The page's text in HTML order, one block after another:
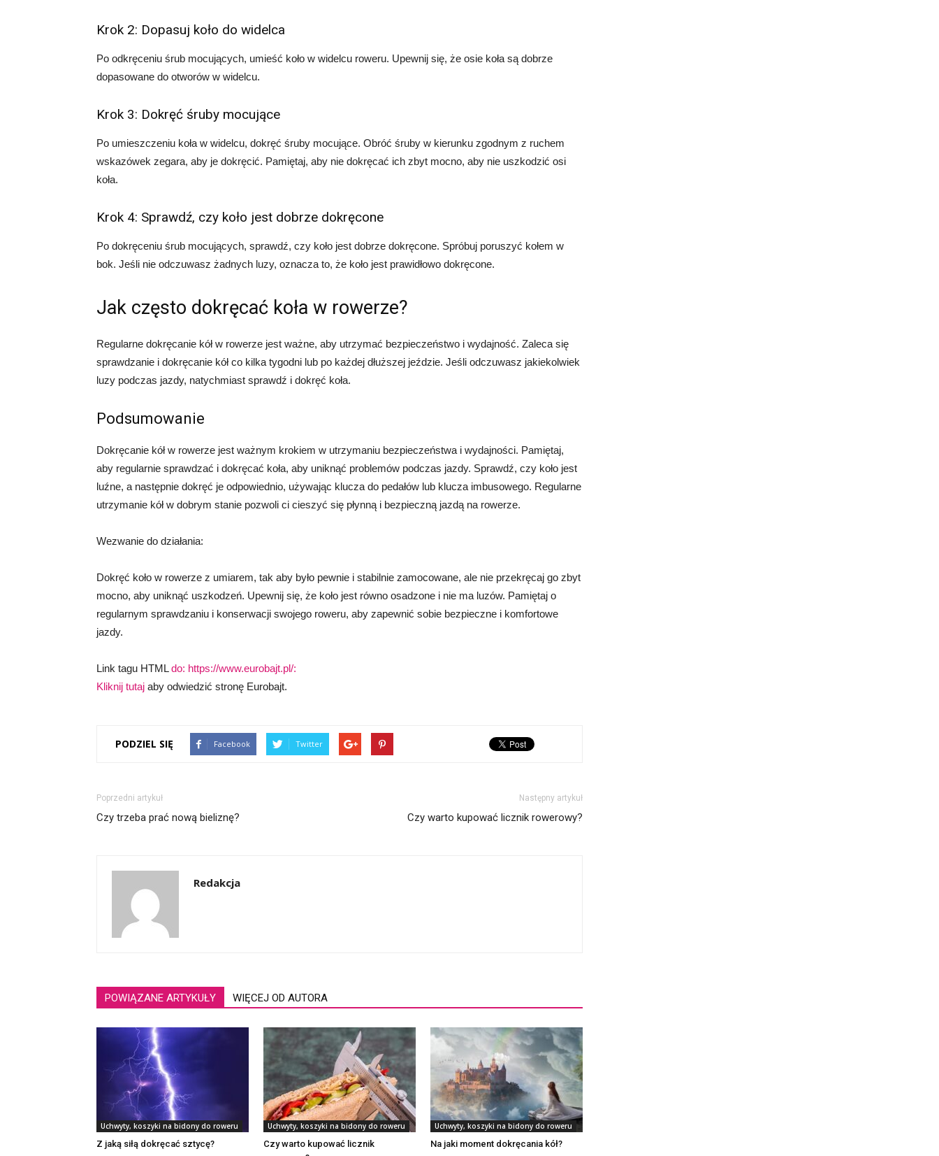
Krok 2: Dopasuj koło do widelca
Po odkręceniu śrub mocujących, umieść koło w widelcu roweru. Upewnij się, że osie koła są dobrze
dopasowane do otworów w widelcu.
Krok 3: Dokręć śruby mocujące
Po umieszczeniu koła w widelcu, dokręć śruby mocujące. Obróć śruby w kierunku zgodnym z ruchem
wskazówek zegara, aby je dokręcić. Pamiętaj, aby nie dokręcać ich zbyt mocno, aby nie uszkodzić osi
koła.
Krok 4: Sprawdź, czy koło jest dobrze dokręcone
Po dokręceniu śrub mocujących, sprawdź, czy koło jest dobrze dokręcone. Spróbuj poruszyć kołem w
bok. Jeśli nie odczuwasz żadnych luzy, oznacza to, że koło jest prawidłowo dokręcone.
Jak często dokręcać koła w rowerze?
Regularne dokręcanie kół w rowerze jest ważne, aby utrzymać bezpieczeństwo i wydajność. Zaleca się
sprawdzanie i dokręcanie kół co kilka tygodni lub po każdej dłuższej jeździe. Jeśli odczuwasz jakiekolwiek
luzy podczas jazdy, natychmiast sprawdź i dokręć koła.
Podsumowanie
Dokręcanie kół w rowerze jest ważnym krokiem w utrzymaniu bezpieczeństwa i wydajności. Pamiętaj,
aby regularnie sprawdzać i dokręcać koła, aby uniknąć problemów podczas jazdy. Sprawdź, czy koło jest
luźne, a następnie dokręć je odpowiednio, używając klucza do pedałów lub klucza imbusowego. Regularne
utrzymanie kół w dobrym stanie pozwoli ci cieszyć się płynną i bezpieczną jazdą na rowerze.
Wezwanie do działania:
Dokręć koło w rowerze z umiarem, tak aby było pewnie i stabilnie zamocowane, ale nie przekręcaj go zbyt
mocno, aby uniknąć uszkodzeń. Upewnij się, że koło jest równo osadzone i nie ma luzów. Pamiętaj o
regularnym sprawdzaniu i konserwacji swojego roweru, aby zapewnić sobie bezpieczne i komfortowe
jazdy.
Link tagu HTMLdo: https://www.eurobajt.pl/:
Kliknij tutaj aby odwiedzić stronę Eurobajt.
PODZIEL SIĘ Facebook Twitter
Poprzedni artykuł
Czy trzeba prać nową bieliznę?
Następny artykuł
Czy warto kupować licznik rowerowy?
Redakcja
POWIĄZANE ARTYKUŁY WIĘCEJ OD AUTORA
Uchwyty, koszyki na bidony do roweru
Z jaką siłą dokręcać sztycę?
Uchwyty, koszyki na bidony do roweru
Czy warto kupować licznik
Uchwyty, koszyki na bidony do roweru
Na jaki moment dokręcania kół?